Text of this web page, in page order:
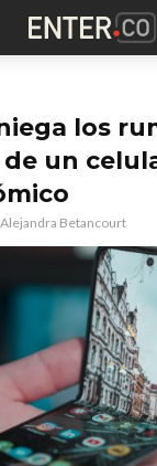
los
un
Alejandra Betancourt